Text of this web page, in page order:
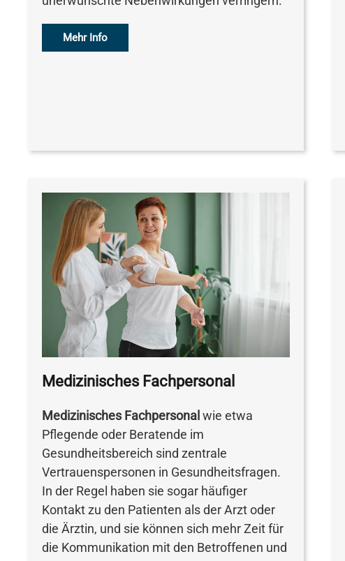
Mehr Info
Medizinisches Fachpersonal
Medizinisches Fachpersonal wie etwa
Pflegende oder Beratende im
Gesundheitsbereich sind zentrale
Vertrauenspersonen in Gesundheitsfragen.
In der Regel haben sie sogar häufiger
Kontakt zu den Patienten als der Arzt oder
die Ärztin, und sie können sich mehr Zeit für
die Kommunikation mit den Betroffenen und